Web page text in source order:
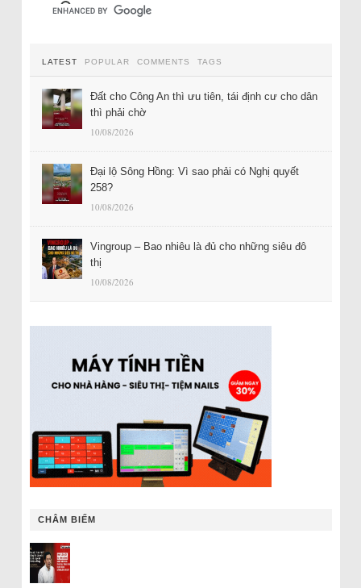
LATEST POPULAR COMMENTS TAGS
Đất cho Công An thì ưu tiên, tái định cư cho dân
thì phải chờ
10/08/2026
Đại lộ Sông Hồng: Vì sao phải có Nghị quyết
258?
10/08/2026
Vingroup – Bao nhiêu là đủ cho những siêu đô
thị
10/08/2026
CHÂM BIẾM